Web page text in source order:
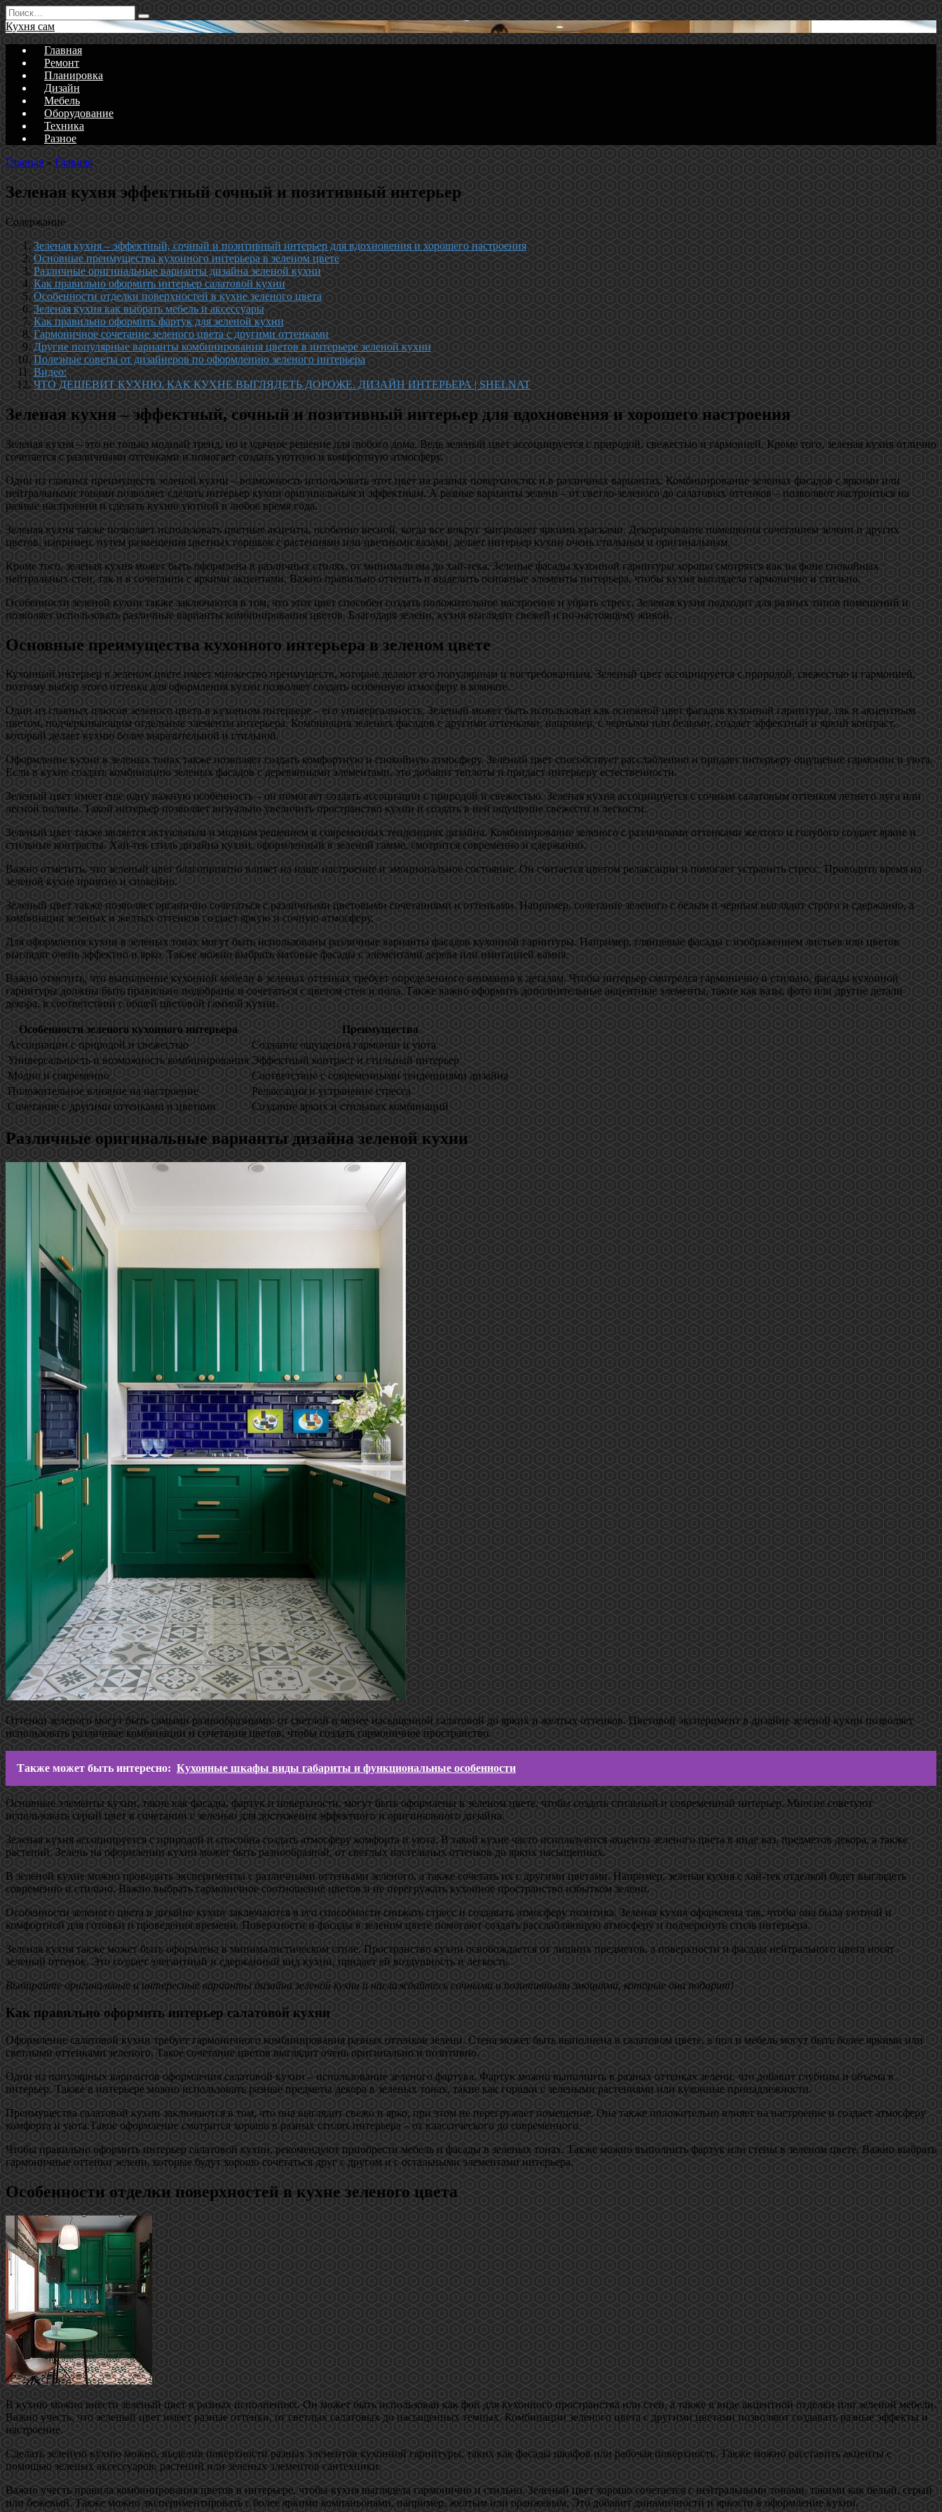
Перейти
к
содержанию
Search
for:
Кухня сам
Главная
Ремонт
Планировка
Дизайн
Мебель
Оборудование
Техника
Разное
Главная » Главная
Зеленая кухня эффектный сочный и позитивный интерьер
Содержание
Зеленая кухня – эффектный, сочный и позитивный интерьер для вдохновения и хорошего настроения
Основные преимущества кухонного интерьера в зеленом цвете
Различные оригинальные варианты дизайна зеленой кухни
Как правильно оформить интерьер салатовой кухни
Особенности отделки поверхностей в кухне зеленого цвета
Зеленая кухня как выбрать мебель и аксессуары
Как правильно оформить фартук для зеленой кухни
Гармоничное сочетание зеленого цвета с другими оттенками
Другие популярные варианты комбинирования цветов в интерьере зеленой кухни
Полезные советы от дизайнеров по оформлению зеленого интерьера
Видео:
ЧТО ДЕШЕВИТ КУХНЮ. КАК КУХНЕ ВЫГЛЯДЕТЬ ДОРОЖЕ. ДИЗАЙН ИНТЕРЬЕРА | SHELNAT
Зеленая кухня – эффектный, сочный и позитивный интерьер для вдохновения и хорошего настроения
Зеленая кухня – это не только модный тренд, но и удачное решение для любого дома. Ведь зеленый цвет ассоциируется с природой, свежестью и гармонией. Кроме того, зеленая кухня отлично
сочетается с различными оттенками и помогает создать уютную и комфортную атмосферу.
Один из главных преимуществ зеленой кухни – возможность использовать этот цвет на разных поверхностях и в различных вариантах. Комбинирование зеленых фасадов с яркими или
нейтральными тонами позволяет сделать интерьер кухни оригинальным и эффектным. А разные варианты зелени – от светло-зеленого до салатовых оттенков – позволяют настроиться на
разные настроения и сделать кухню уютной в любое время года.
Зеленая кухня также позволяет использовать цветные акценты, особенно весной, когда все вокруг заигрывает яркими красками. Декорирование помещения сочетанием зелени и других
цветов, например, путем размещения цветных горшков с растениями или цветными вазами, делает интерьер кухни очень стильным и оригинальным.
Кроме того, зеленая кухня может быть оформлена в различных стилях, от минимализма до хай-тека. Зеленые фасады кухонной гарнитуры хорошо смотрятся как на фоне спокойных
нейтральных стен, так и в сочетании с яркими акцентами. Важно правильно оттенить и выделить основные элементы интерьера, чтобы кухня выглядела гармонично и стильно.
Особенности зеленой кухни также заключаются в том, что этот цвет способен создать положительное настроение и убрать стресс. Зеленая кухня подходит для разных типов помещений и
позволяет использовать различные варианты комбинирования цветов. Благодаря зелени, кухня выглядит свежей и по-настоящему живой.
Основные преимущества кухонного интерьера в зеленом цвете
Кухонный интерьер в зеленом цвете имеет множество преимуществ, которые делают его популярным и востребованным. Зеленый цвет ассоциируется с природой, свежестью и гармонией,
поэтому выбор этого оттенка для оформления кухни позволяет создать особенную атмосферу в комнате.
Один из главных плюсов зеленого цвета в кухонном интерьере – его универсальность. Зеленый может быть использован как основной цвет фасадов кухонной гарнитуры, так и акцентным
цветом, подчеркивающим отдельные элементы интерьера. Комбинация зеленых фасадов с другими оттенками, например, с черными или белыми, создает эффектный и яркий контраст,
который делает кухню более выразительной и стильной.
Оформление кухни в зеленых тонах также позволяет создать комфортную и спокойную атмосферу. Зеленый цвет способствует расслаблению и придает интерьеру ощущение гармонии и уюта.
Если в кухне создать комбинацию зеленых фасадов с деревянными элементами, это добавит теплоты и придаст интерьеру естественности.
Зеленый цвет имеет еще одну важную особенность – он помогает создать ассоциации с природой и свежестью. Зеленая кухня ассоциируется с сочным салатовым оттенком летнего луга или
лесной поляны. Такой интерьер позволяет визуально увеличить пространство кухни и создать в ней ощущение свежести и легкости.
Зеленый цвет также является актуальным и модным решением в современных тенденциях дизайна. Комбинирование зеленого с различными оттенками желтого и голубого создает яркие и
стильные контрасты. Хай-тек стиль дизайна кухни, оформленный в зеленой гамме, смотрится современно и сдержанно.
Важно отметить, что зеленый цвет благоприятно влияет на наше настроение и эмоциональное состояние. Он считается цветом релаксации и помогает устранить стресс. Проводить время на
зеленой кухне приятно и спокойно.
Зеленый цвет также позволяет органично сочетаться с различными цветовыми сочетаниями и оттенками. Например, сочетание зеленого с белым и черным выглядит строго и сдержанно, а
комбинация зеленых и желтых оттенков создает яркую и сочную атмосферу.
Для оформления кухни в зеленых тонах могут быть использованы различные варианты фасадов кухонной гарнитуры. Например, глянцевые фасады с изображением листьев или цветов
выглядят очень эффектно и ярко. Также можно выбрать матовые фасады с элементами дерева или имитацией камня.
Важно отметить, что выполнение кухонной мебели в зеленых оттенках требует определенного внимания к деталям. Чтобы интерьер смотрелся гармонично и стильно, фасады кухонной
гарнитуры должны быть правильно подобраны и сочетаться с цветом стен и пола. Также важно оформить дополнительные акцентные элементы, такие как вазы, фото или другие детали
декора, в соответствии с общей цветовой гаммой кухни.
Особенности зеленого кухонного интерьера
Преимущества
Ассоциации с природой и свежестью
Создание ощущения гармонии и уюта
Универсальность и возможность комбинирования Эффектный контраст и стильный интерьер
Модно и современно
Соответствие с современными тенденциями дизайна
Положительное влияние на настроение
Релаксация и устранение стресса
Сочетание с другими оттенками и цветами
Создание ярких и стильных комбинаций
Различные оригинальные варианты дизайна зеленой кухни
Оттенки зеленого могут быть самыми разнообразными: от светлой и менее насыщенной салатовой до ярких и желтых оттенков. Цветовой эксперимент в дизайне зеленой кухни позволяет
использовать различные комбинации и сочетания цветов, чтобы создать гармоничное пространство.
Также может быть интересно: Кухонные шкафы виды габариты и функциональные особенности
Основные элементы кухни, такие как фасады, фартук и поверхности, могут быть оформлены в зеленом цвете, чтобы создать стильный и современный интерьер. Многие советуют
использовать серый цвет в сочетании с зеленью для достижения эффектного и оригинального дизайна.
Зеленая кухня ассоциируется с природой и способна создать атмосферу комфорта и уюта. В такой кухне часто используются акценты зеленого цвета в виде ваз, предметов декора, а также
растений. Зелень на оформлении кухни может быть разнообразной, от светлых пастельных оттенков до ярких насыщенных.
В зеленой кухне можно проводить эксперименты с различными оттенками зеленого, а также сочетать их с другими цветами. Например, зеленая кухня с хай-тек отделкой будет выглядеть
современно и стильно. Важно выбрать гармоничное соотношение цветов и не перегружать кухонное пространство избытком зелени.
Особенности зеленого цвета в дизайне кухни заключаются в его способности снижать стресс и создавать атмосферу позитива. Зеленая кухня оформлена так, чтобы она была уютной и
комфортной для готовки и проведения времени. Поверхности и фасады в зеленом цвете помогают создать расслабляющую атмосферу и подчеркнуть стиль интерьера.
Зеленая кухня также может быть оформлена в минималистическом стиле. Пространство кухни освобождается от лишних предметов, а поверхности и фасады нейтрального цвета носят
зеленый оттенок. Это создает элегантный и сдержанный вид кухни, придает ей воздушность и легкость.
Выбирайте оригинальные и интересные варианты дизайна зеленой кухни и наслаждайтесь сочными и позитивными эмоциями, которые она подарит!
Как правильно оформить интерьер салатовой кухни
Оформление салатовой кухни требует гармоничного комбинирования разных оттенков зелени. Стена может быть выполнена в салатовом цвете, а пол и мебель могут быть более яркими или
светлыми оттенками зеленого. Такое сочетание цветов выглядит очень оригинально и позитивно.
Один из популярных вариантов оформления салатовой кухни – использование зеленого фартука. Фартук можно выполнить в разных оттенках зелени, что добавит глубины и объема в
интерьер. Также в интерьере можно использовать разные предметы декора в зеленых тонах, такие как горшки с зелеными растениями или кухонные принадлежности.
Преимущества салатовой кухни заключаются в том, что она выглядит свежо и ярко, при этом не перегружает помещение. Она также положительно влияет на настроение и создает атмосферу
комфорта и уюта.Такое оформление смотрится хорошо в разных стилях интерьера – от классического до современного.
Чтобы правильно оформить интерьер салатовой кухни, рекомендуют приобрести мебель и фасады в зеленых тонах. Также можно выполнить фартук или стены в зеленом цвете. Важно выбрать
гармоничные оттенки зелени, которые будут хорошо сочетаться друг с другом и с остальными элементами интерьера.
Особенности отделки поверхностей в кухне зеленого цвета
В кухню можно внести зеленый цвет в разных исполнениях. Он может быть использован как фон для кухонного пространства или стен, а также в виде акцентной отделки или зеленой мебели.
Важно учесть, что зеленый цвет имеет разные оттенки, от светлых салатовых до насыщенных темных. Комбинации зеленого цвета с другими цветами позволяют создавать разные эффекты и
настроение.
Сделать зеленую кухню можно, выделив поверхности разных элементов кухонной гарнитуры, таких как фасады шкафов или рабочая поверхность. Также можно расставить акценты с
помощью зеленых аксессуаров, растений или зеленых элементов сантехники.
Важно учесть правила комбинирования цветов в интерьере, чтобы кухня выглядела гармонично и стильно. Зеленый цвет хорошо сочетается с нейтральными тонами, такими как белый, серый
или бежевый. Также можно экспериментировать с более яркими компаньонами, например, желтым или оранжевым. Это добавит динамичности и яркости в оформление кухни.